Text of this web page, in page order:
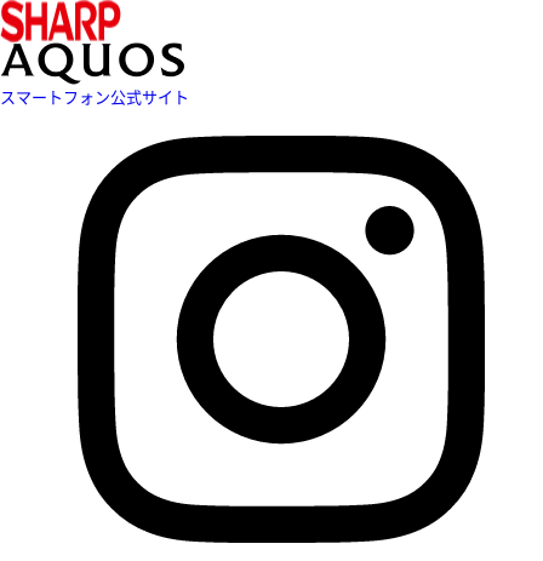
スマートフォン公式サイト